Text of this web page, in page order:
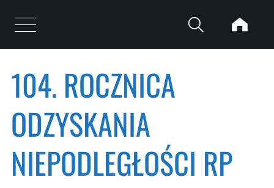
Otwórz menu
104. ROCZNICA
ODZYSKANIA
NIEPODLEGŁOŚCI RP